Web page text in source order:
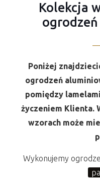
Kolekcja
Poniżej
ogrodzeń
pomiędzy
życzeniem Klienta.
wzorach może
Wykonujemy